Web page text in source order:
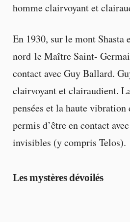
homme clairvoyant et
En 1930, sur le mont Shasta
nord le Maître Saint-
contact avec Guy Ballard.
clairvoyant et clairaudient.
pensées et la haute
permis d’être en contact
invisibles (y compris Telos).
Les mystères dévoilés